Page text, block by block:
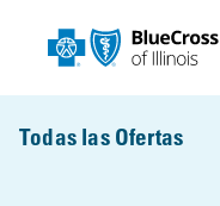
Todas las Ofertas